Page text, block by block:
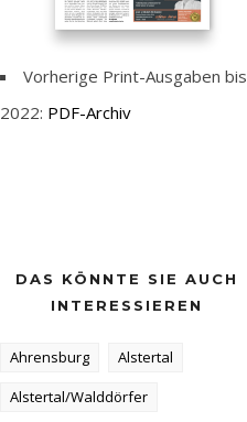
Vorherige Print-Ausgaben bis
2022: PDF-Archiv
DAS KÖNNTE SIE AUCH
INTERESSIEREN
Ahrensburg
Alstertal
Alstertal/Walddörfer